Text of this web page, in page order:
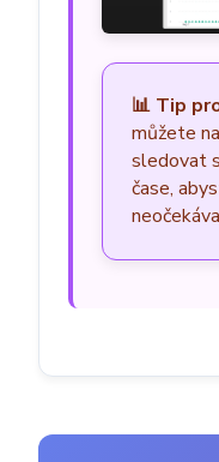
📊 Tip
můžete
sledovat
čase,